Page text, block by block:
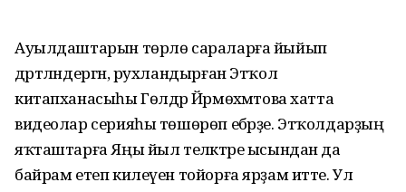
Ауылдаштарын төрлө сараларға йыйып
дәртләндергән, рухландырған Этҡол
китапханасыһы Гөлдәр Йәрмөхәмәтова хатта
видеолар серияһы төшөрөп ебәрҙе. Этҡолдарҙың
яҡташтарға Яңы йыл теләктәре ысындан да
байрам етеп килеүен тойорға ярҙам итте. Ул